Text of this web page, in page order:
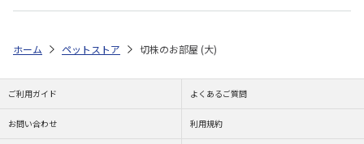
ホーム ペットストア 切株のお部屋 (大)
ご利用ガイド よくあるご質問
お問い合わせ 利用規約